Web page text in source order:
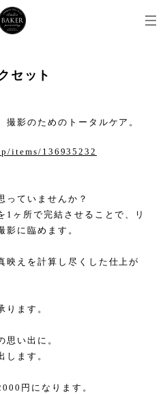
セット
影のためのトータルケア。
items/136935232
っていませんか？
1ヶ所で完結させることで、リ
影に臨めます。
映えを計算し尽くした仕上が
ります。
思い出に。
します。
円になります。